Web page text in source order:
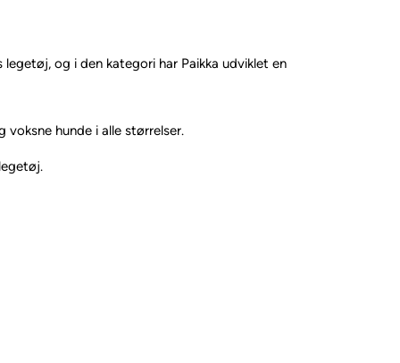
og i den kategori har Paikka udviklet en
hunde i alle størrelser.